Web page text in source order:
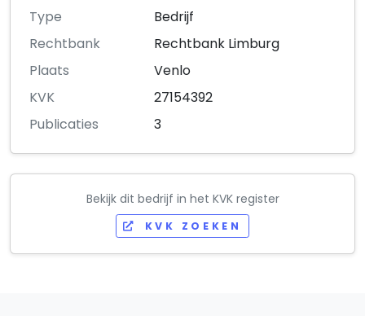
Type
Bedrijf
Rechtbank
Rechtbank Limburg
Plaats
Venlo
KVK
27154392
Publicaties
3
Bekijk dit bedrijf in het KVK register
KVK ZOEKEN